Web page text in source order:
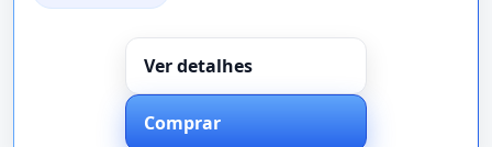
Ver detalhes
Comprar